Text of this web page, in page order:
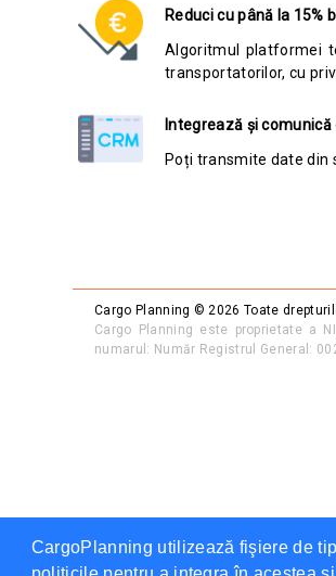
CargoPlanning utilizează fişiere de
Reduci cu până la 15%
Algoritmul platformei
transportatorilor, cu
Integrează și
Poți transmite date din
Cargo Planning ©2026 Toate
Cargo Planning este proprietate a
numarul: Număr Registrul General: